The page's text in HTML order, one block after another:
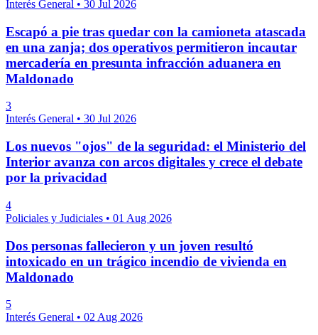
Interés General • 30 Jul 2026
Escapó a pie tras quedar con la camioneta atascada
en una zanja; dos operativos permitieron incautar
mercadería en presunta infracción aduanera en
Maldonado
3
Interés General • 30 Jul 2026
Los nuevos "ojos" de la seguridad: el Ministerio del
Interior avanza con arcos digitales y crece el debate
por la privacidad
4
Policiales y Judiciales • 01 Aug 2026
Dos personas fallecieron y un joven resultó
intoxicado en un trágico incendio de vivienda en
Maldonado
5
Interés General • 02 Aug 2026